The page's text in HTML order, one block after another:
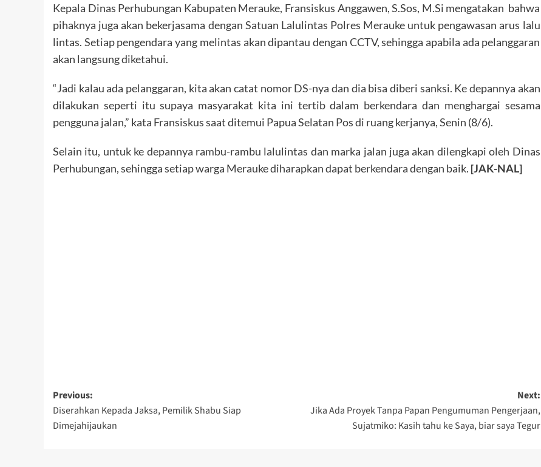
Kepala Dinas Perhubungan Kabupaten Merauke, Fransiskus Anggawen, S.Sos, M.Si mengatakan bahwa
pihaknya juga akan bekerjasama dengan Satuan Lalulintas Polres Merauke untuk pengawasan arus lalu
lintas. Setiap pengendara yang melintas akan dipantau dengan CCTV, sehingga apabila ada pelanggaran
akan langsung diketahui.
“Jadi kalau ada pelanggaran, kita akan catat nomor DS-nya dan dia bisa diberi sanksi. Ke depannya akan
dilakukan seperti itu supaya masyarakat kita ini tertib dalam berkendara dan menghargai sesama
pengguna jalan,” kata Fransiskus saat ditemui Papua Selatan Pos di ruang kerjanya, Senin (8/6).
Selain itu, untuk ke depannya rambu-rambu lalulintas dan marka jalan juga akan dilengkapi oleh Dinas
Perhubungan, sehingga setiap warga Merauke diharapkan dapat berkendara dengan baik. [JAK-NAL]
Post
navigation
Previous:
Diserahkan Kepada Jaksa, Pemilik Shabu Siap
Dimejahijaukan
Next:
Jika Ada Proyek Tanpa Papan Pengumuman Pengerjaan,
Sujatmiko: Kasih tahu ke Saya, biar saya Tegur